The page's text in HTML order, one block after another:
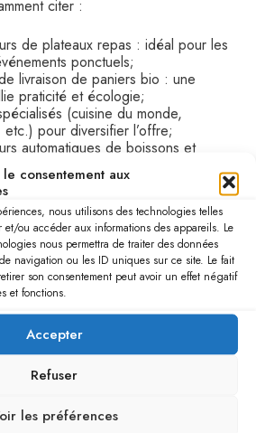
consentement aux
nous utilisons des technologies telles
et/ou accéder aux informations des appareils. Le
nous permettra de traiter des données
navigation ou les ID uniques sur ce site. Le fait
son consentement peut avoir un effet négatif
et fonctions.
Accepter
Refuser
les préférences
citer :
de plateaux repas : idéal pour les
ponctuels;
livraison de paniers bio : une
praticité et écologie;
(cuisine du monde,
pour diversifier l’offre;
automatiques de boissons et
petites faims.
pourra choisir la solution ou le
le mieux à sa taille, à ses
de ses salariés.
convivial et fonctionnel
un espace suffisamment
avec une décoration soignée,
et la convivialité entre
à café ou encore distributeurs